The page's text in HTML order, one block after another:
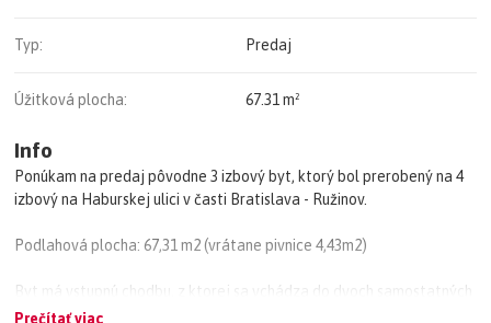
Typ: Predaj
Úžitková plocha: 67.31 m²
Info
Ponúkam na predaj pôvodne 3 izbový byt, ktorý bol prerobený na 4
izbový na Haburskej ulici v časti Bratislava - Ružinov.
Podlahová plocha: 67,31 m2 (vrátane pivnice 4,43m2)
Byt má vstupnú chodbu, z ktorej sa vchádza do dvoch samostatných
menších izieb, kuchyňu so zabudovanou práčkou, dve väčšie izby,
Prečítať viac